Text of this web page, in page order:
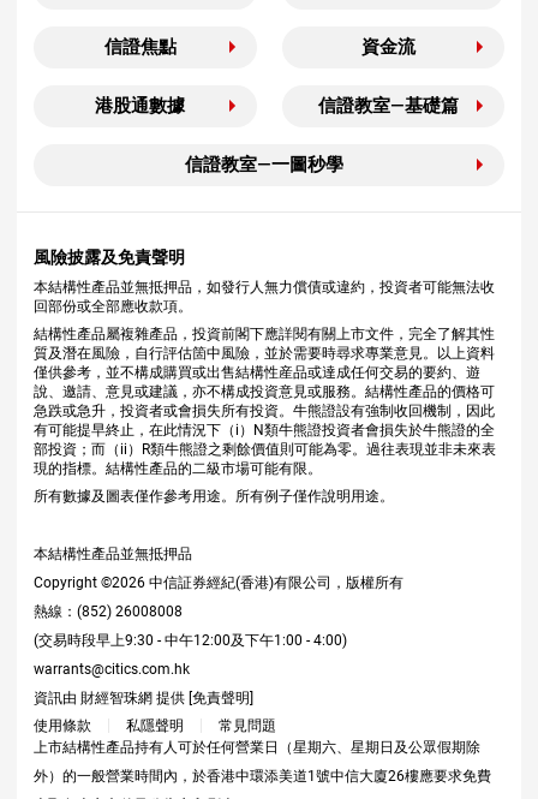
信證焦點 資金流
港股通數據 信證教室—基礎篇
信證教室—一圖秒學
風險披露及免責聲明
本結構性產品並無抵押品，如發行人無力償債或違約，投資者可能無法收
回部份或全部應收款項。
結構性產品屬複雜產品，投資前閣下應詳閱有關上市文件，完全了解其性
質及潛在風險，自行評估箇中風險，並於需要時尋求專業意見。以上資料
僅供參考，並不構成購買或出售結構性産品或達成任何交易的要約、遊
說、邀請、意見或建議，亦不構成投資意見或服務。結構性產品的價格可
急跌或急升，投資者或會損失所有投資。牛熊證設有強制收回機制，因此
有可能提早終止，在此情況下（i）N類牛熊證投資者會損失於牛熊證的全
部投資；而（ii）R類牛熊證之剩餘價值則可能為零。過往表現並非未來表
現的指標。結構性產品的二級市場可能有限。
所有數據及圖表僅作參考用途。所有例子僅作說明用途。
本結構性產品並無抵押品
Copyright ©2026 中信証券經紀(香港)有限公司，版權所有
熱線：(852) 26008008
(交易時段早上9:30 - 中午12:00及下午1:00 - 4:00)
warrants@citics.com.hk
資訊由 財經智珠網 提供 [免責聲明]
使用條款
私隱聲明
常見問題
上市結構性產品持有人可於任何營業日（星期六、星期日及公眾假期除
外）的一般營業時間內，於香港中環添美道1號中信大廈26樓應要求免費